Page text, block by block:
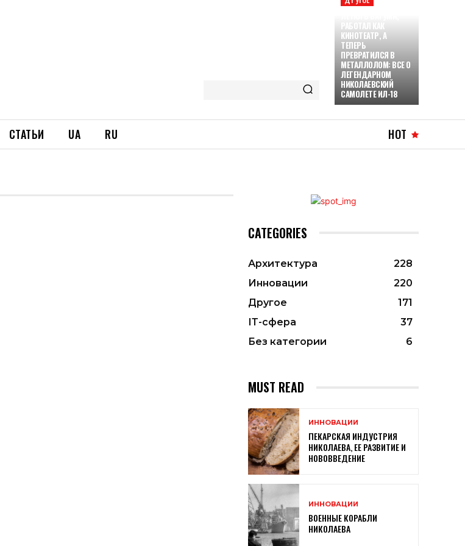
РАБОТАЛ КАК
КИНОТЕАТР, А
ТЕПЕРЬ
ПРЕВРАТИЛСЯ В
МЕТАЛЛОЛОМ: ВСЕ О
ЛЕГЕНДАРНОМ
НИКОЛАЕВСКИЙ
САМОЛЕТЕ ИЛ-18
СТАТЬИ UA RU HOT
CATEGORIES
Архитектура
228
Инновации
220
Другое
171
ІТ-сфера
37
Без категории
6
MUST READ
ИННОВАЦИИ
ПЕКАРСКАЯ ИНДУСТРИЯ
НИКОЛАЕВА, ЕЕ РАЗВИТИЕ И
НОВОВВЕДЕНИЕ
ИННОВАЦИИ
ВОЕННЫЕ КОРАБЛИ
НИКОЛАЕВА